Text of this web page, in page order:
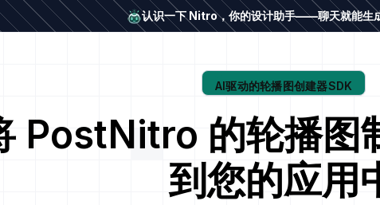
认识一下 Nitro，你的设计助手——聊天就能生
AI驱动的轮播图创建器SDK
PostNitro 的轮播图
到您的应用